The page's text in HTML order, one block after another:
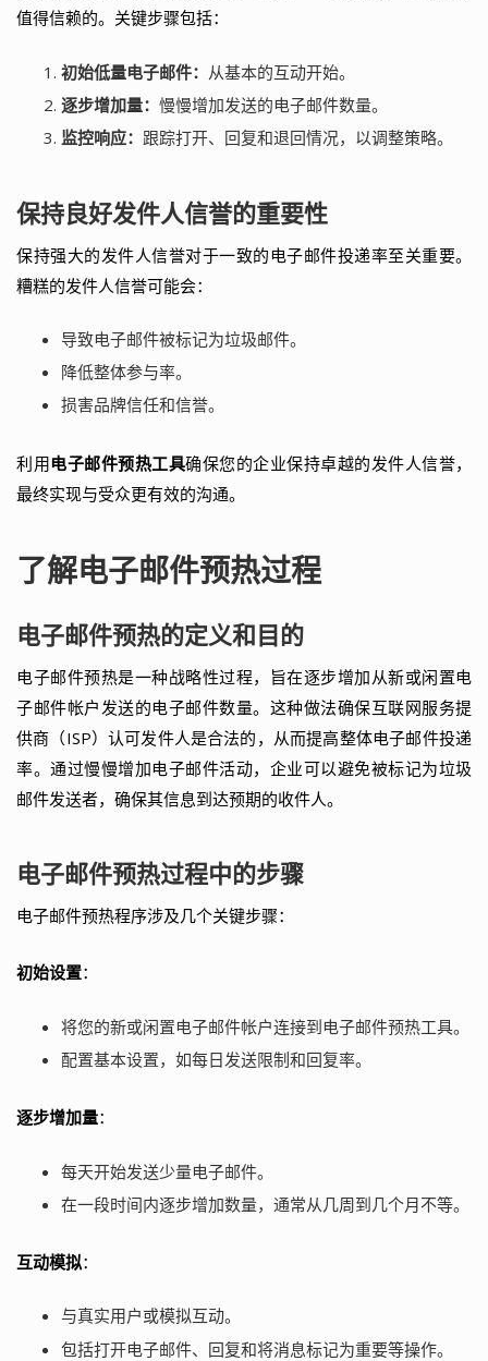
值得信赖的。关键步骤包括：
初始低量电子邮件： 从基本的互动开始。
逐步增加量： 慢慢增加发送的电子邮件数量。
监控响应： 跟踪打开、回复和退回情况，以调整策略。
保持良好发件人信誉的重要性
保持强大的发件人信誉对于一致的电子邮件投递率至关重要。
糟糕的发件人信誉可能会：
导致电子邮件被标记为垃圾邮件。
降低整体参与率。
损害品牌信任和信誉。
利用电子邮件预热工具确保您的企业保持卓越的发件人信誉，
最终实现与受众更有效的沟通。
了解电子邮件预热过程
电子邮件预热的定义和目的
电子邮件预热是一种战略性过程，旨在逐步增加从新或闲置电
子邮件帐户发送的电子邮件数量。这种做法确保互联网服务提
供商（ISP）认可发件人是合法的，从而提高整体电子邮件投递
率。通过慢慢增加电子邮件活动，企业可以避免被标记为垃圾
邮件发送者，确保其信息到达预期的收件人。
电子邮件预热过程中的步骤
电子邮件预热程序涉及几个关键步骤：
初始设置：
将您的新或闲置电子邮件帐户连接到电子邮件预热工具。
配置基本设置，如每日发送限制和回复率。
逐步增加量：
每天开始发送少量电子邮件。
在一段时间内逐步增加数量，通常从几周到几个月不等。
互动模拟：
与真实用户或模拟互动。
包括打开电子邮件、回复和将消息标记为重要等操作。